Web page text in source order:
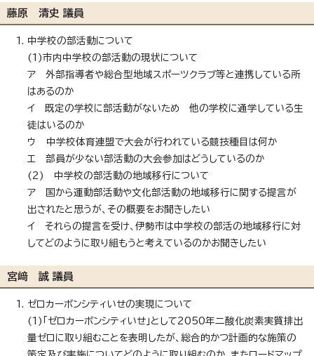
藤原 清史 議員
中学校の部活動について
(1)市内中学校の部活動の現状について
ア 外部指導者や総合型地域スポーツクラブ等と連携している所
はあるのか
イ 既定の学校に部活動がないため 他の学校に通学している生
徒はいるのか
ウ 中学校体育連盟で大会が行われている競技種目は何か
エ 部員が少ない部活動の大会参加はどうしているのか
(2) 中学校の部活動の地域移行について
ア 国から運動部活動や文化部活動の地域移行に関する提言が
出されたと思うが、その概要をお聞きしたい
イ それらの提言を受け、伊勢市は中学校の部活の地域移行に対
してどのように取り組もうと考えているのかお聞きしたい
宮﨑 誠 議員
ゼロカーボンシティいせの実現について
(1)「ゼロカーボンシティいせ」として2050年二酸化炭素実質排出
量ゼロに取り組むことを表明したが、総合的かつ計画的な施策の